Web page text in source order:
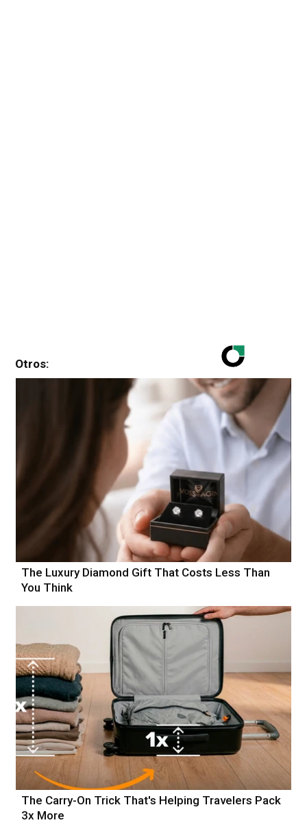
Otros:
The Luxury Diamond Gift That Costs Less Than
You Think
The Carry-On Trick That's Helping Travelers Pack
3x More